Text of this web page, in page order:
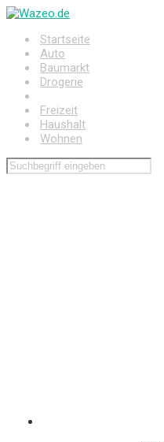
Zum
springenStartseite
Auto
Baumarkt
Drogerie
Freizeit
Haushalt
Wohnen